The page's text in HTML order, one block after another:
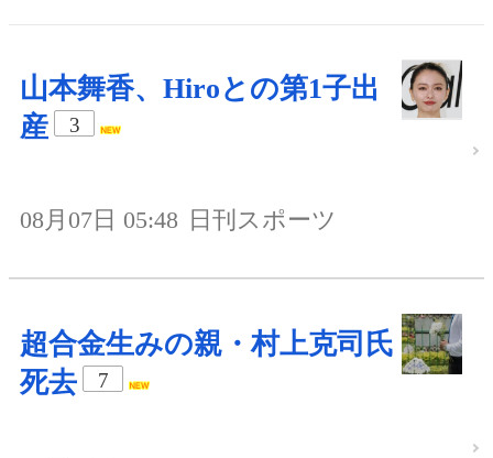
山本舞香、Hiroとの第1子出
産
3
08月07日 05:48 日刊スポーツ
超合金生みの親・村上克司氏
死去
7